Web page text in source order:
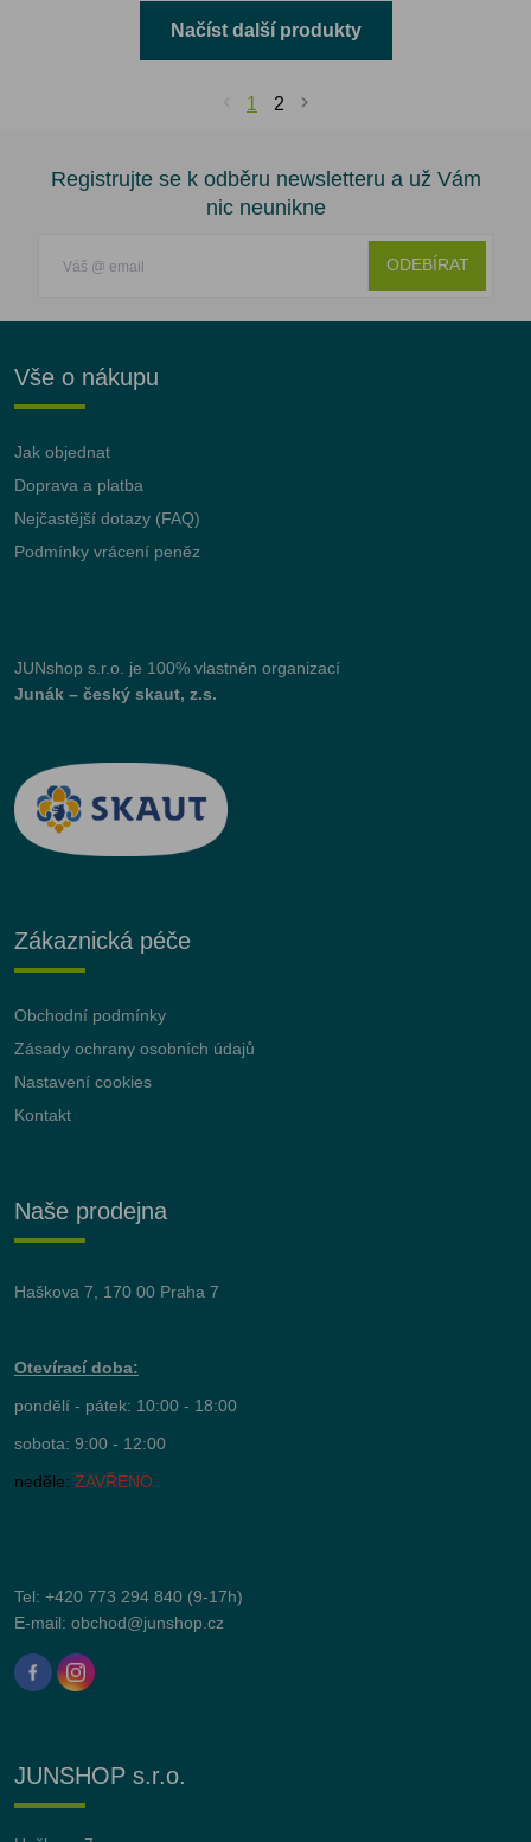
Načíst další produkty
1 2
Registrujte se k odběru newsletteru a už Vám
nic neunikne
ODEBÍRAT
Vše o nákupu
Jak objednat
Doprava a platba
Nejčastější dotazy (FAQ)
Podmínky vrácení peněz
JUNshop s.r.o.
je 100% vlastněn organizací
Junák – český skaut, z.s.
Zákaznická péče
Obchodní podmínky
Zásady ochrany osobních údajů
Nastavení cookies
Kontakt
Naše prodejna
Haškova 7, 170 00 Praha 7
Otevírací doba:
pondělí - pátek: 10:00 - 18:00
sobota: 9:00 - 12:00
neděle: ZAVŘENO
Tel: +420 773 294 840 (9-17h)
E-mail: obchod@junshop.cz
JUNSHOP s.r.o.